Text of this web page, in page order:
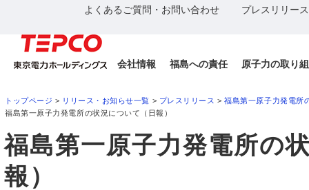
よくあるご質問・お問い合わせ プレスリリー
会社情報 福島への責任 原子力の取り
トップページ > リリース・お知らせ一覧 > プレスリリース >福島第一原子力発電所
福島第一原子力発電所の状況について（日報）
福島第一原子力発電所の
報）